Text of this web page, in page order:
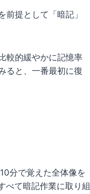
提として「暗記」
較的緩やかに記憶率
ると、一番最初に復
分で覚えた全体像を
べて暗記作業に取り組